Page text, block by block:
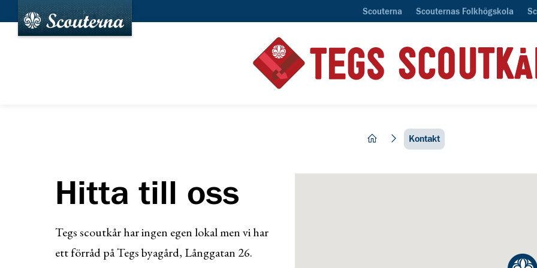
Scouterna Scouternas Folkhögskola
hem Kontakt
Hitta till oss
Tegs scoutkår har ingen egen lokal men vi har
ett förråd på Tegs byagård, Långgatan 26.